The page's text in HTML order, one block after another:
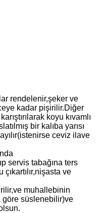
rendelenir,şeker ve
kadar pişirilir.Diğer
koyu kıvamlı
bir kalıba yarısı
ceviz ilave
servis tabağına ters
ve
muhallebinin
göre süslenebilir)ve